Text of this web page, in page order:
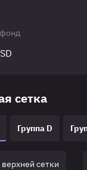
сетка
Группа D
сетки